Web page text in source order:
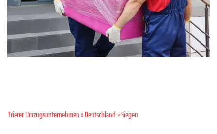
Trierer Umzugsunternehmen»Deutschland» Siegen